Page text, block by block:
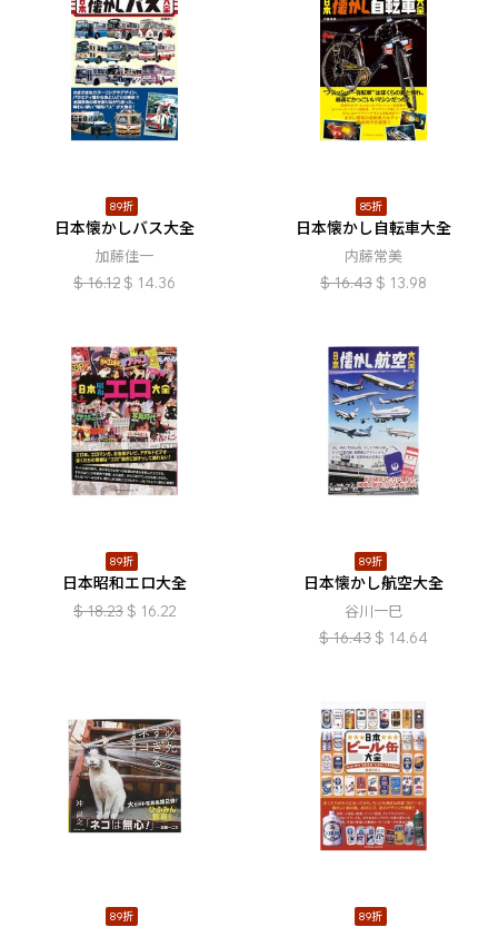
89折
日本懐かしバス大全
加藤佳一
$ 16.12 $ 14.36
85折
日本懐かし自転車大全
内藤常美
$ 16.43 $ 13.98
89折
日本昭和エロ大全
$ 18.23 $ 16.22
89折
日本懐かし航空大全
谷川一巳
$ 16.43 $ 14.64
89折 89折